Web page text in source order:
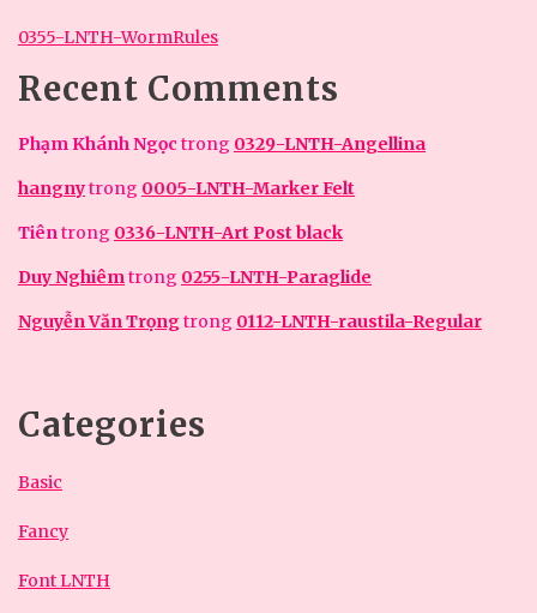
0355-LNTH-WormRules
Recent Comments
Phạm Khánh Ngọc trong 0329-LNTH-Angellina
hangnytrong 0005-LNTH-Marker Felt
Tiêntrong 0336-LNTH-Art Post black
Duy Nghiêmtrong 0255-LNTH-Paraglide
Nguyễn Văn Trọngtrong 0112-LNTH-raustila-Regular
Categories
Basic
Fancy
Font LNTH